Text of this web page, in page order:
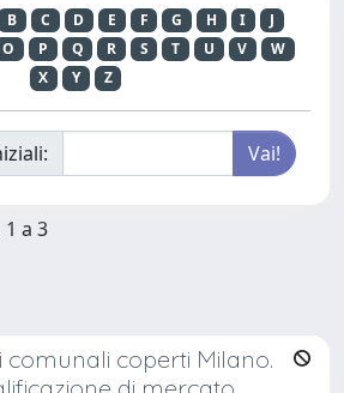
B C D E F G H I
J
O P Q R S T U V
W
X
Y Z
a 3
comunali coperti Milano.